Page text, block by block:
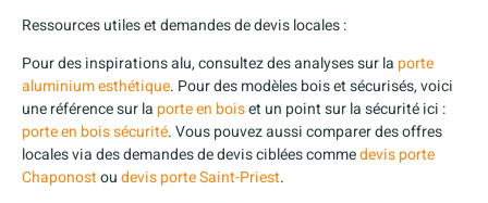
Ressources utiles et demandes de devis locales :
Pour des inspirations alu, consultez des analyses sur la porte
aluminium esthétique. Pour des modèles bois et sécurisés, voici
une référence sur la porte en boiset un point sur la sécurité ici :
porte en bois sécurité. Vous pouvez aussi comparer des offres
locales via des demandes de devis ciblées commedevis porte
Chaponostoudevis porte Saint-Priest.